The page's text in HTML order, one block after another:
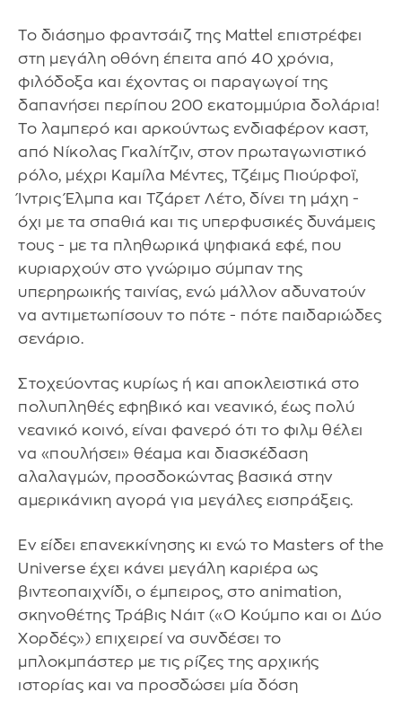
Το διάσημο φραντσάιζ της Mattel επιστρέφει
στη μεγάλη οθόνη έπειτα από 40 χρόνια,
φιλόδοξα και έχοντας οι παραγωγοί της
δαπανήσει περίπου 200 εκατομμύρια δολάρια!
Το λαμπερό και αρκούντως ενδιαφέρον καστ,
από Νίκολας Γκαλίτζιν, στον πρωταγωνιστικό
ρόλο, μέχρι Καμίλα Μέντες, Τζέιμς Πιούρφοϊ,
Ίντρις Έλμπα και Τζάρετ Λέτο, δίνει τη μάχη -
όχι με τα σπαθιά και τις υπερφυσικές δυνάμεις
τους - με τα πληθωρικά ψηφιακά εφέ, που
κυριαρχούν στο γνώριμο σύμπαν της
υπερηρωικής ταινίας, ενώ μάλλον αδυνατούν
να αντιμετωπίσουν το πότε - πότε παιδαριώδες
σενάριο.
Στοχεύοντας κυρίως ή και αποκλειστικά στο
πολυπληθές εφηβικό και νεανικό, έως πολύ
νεανικό κοινό, είναι φανερό ότι το φιλμ θέλει
να «πουλήσει» θέαμα και διασκέδαση
αλαλαγμών, προσδοκώντας βασικά στην
αμερικάνικη αγορά για μεγάλες εισπράξεις.
Εν είδει επανεκκίνησης κι ενώ το Masters of the
Universe έχει κάνει μεγάλη καριέρα ως
βιντεοπαιχνίδι, ο έμπειρος, στο animation,
σκηνοθέτης Τράβις Νάιτ («Ο Κούμπο και οι Δύο
Χορδές») επιχειρεί να συνδέσει το
μπλοκμπάστερ με τις ρίζες της αρχικής
ιστορίας και να προσδώσει μία δόση